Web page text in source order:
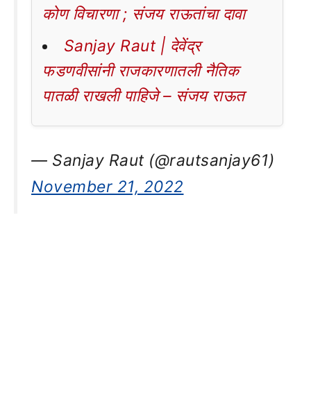
कोण विचारणा ; संजय राऊतांचा दावा
Sanjay Raut | देवेंद्र
फडणवीसांनी राजकारणातली नैतिक
पातळी राखली पाहिजे – संजय राऊत
— Sanjay Raut (@rautsanjay61)
November 21, 2022